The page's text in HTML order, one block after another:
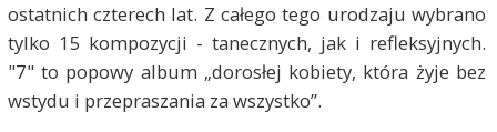
ostatnich czterech lat. Z całego tego urodzaju wybrano
tylko 15 kompozycji - tanecznych, jak i refleksyjnych.
"7" to popowy album „dorosłej kobiety, która żyje bez
wstydu i przepraszania za wszystko”.